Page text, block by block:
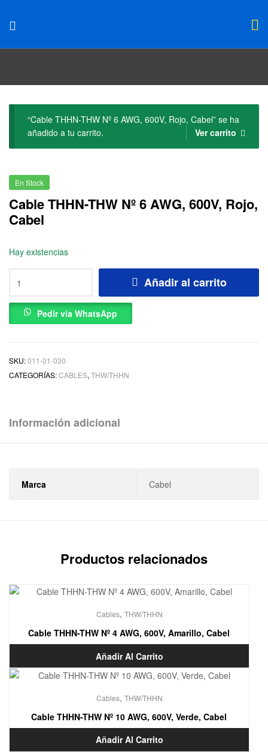
“Cable THHN-THW Nº 6 AWG, 600V, Rojo, Cabel” se ha
añadido a tu carrito.
Ver carrito
En Stock
Cable THHN-THW Nº 6 AWG, 600V, Rojo,
Cabel
Hay existencias
Añadir al carrito
Pedir via WhatsApp
SKU:011-01-030
CATEGORÍAS:CABLES, THW/THHN
Información adicional
Marca Cabel
Productos relacionados
Cables, THW/THHN
Cable THHN-THW Nº 4 AWG, 600V, Amarillo, Cabel
Añadir Al Carrito
Cables, THW/THHN
Cable THHN-THW Nº 10 AWG, 600V, Verde, Cabel
Añadir Al Carrito